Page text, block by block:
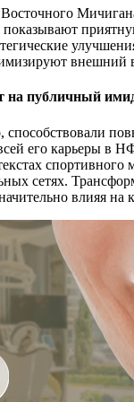
внешний
на публичный
его карьеры в
сетях.
влияя